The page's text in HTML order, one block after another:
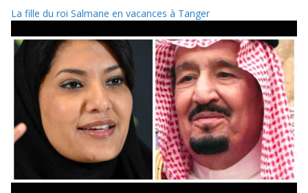
La fille du roi Salmane en vacances à Tanger